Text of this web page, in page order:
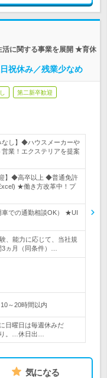
に関する事業を展開 ★育休
祝休み／残業少なめ
第二新卒歓迎
なし】◆ハウスメーカーや
業！エクステリアを提案
迎】◆高卒以上 ◆普通免許
★働き方改革中！プ
での通勤相談OK） ★UI
、能力に応じて、当社規
ヵ月（同条件）…
～20時間以内
日曜日は毎週休みだ
。…休日出…
気になる